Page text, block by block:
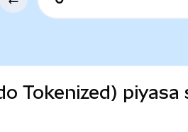
Tokenized) piyasa